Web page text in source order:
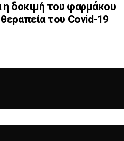
δοκιμή του φαρμάκου
του Covid-19